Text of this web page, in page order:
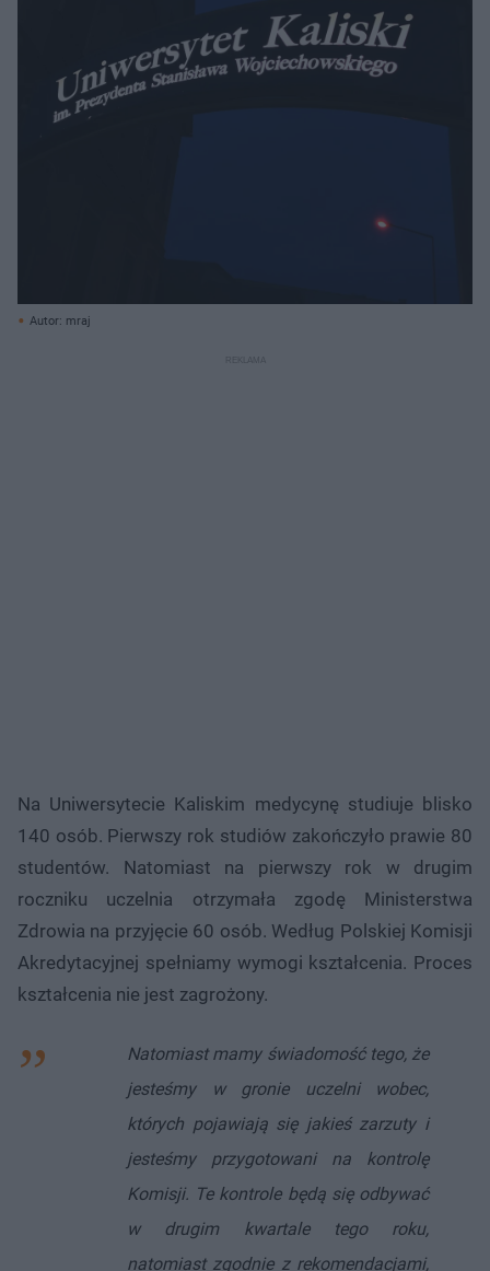
Autor: mraj
Na Uniwersytecie Kaliskim medycynę studiuje blisko
140 osób. Pierwszy rok studiów zakończyło prawie 80
studentów. Natomiast na pierwszy rok w drugim
roczniku uczelnia otrzymała zgodę Ministerstwa
Zdrowia na przyjęcie 60 osób. Według Polskiej Komisji
Akredytacyjnej spełniamy wymogi kształcenia. Proces
kształcenia nie jest zagrożony.
Natomiast mamy świadomość tego, że
jesteśmy w gronie uczelni wobec,
których pojawiają się jakieś zarzuty i
jesteśmy przygotowani na kontrolę
Komisji. Te kontrole będą się odbywać
w drugim kwartale tego roku,
natomiast zgodnie z rekomendacjami,